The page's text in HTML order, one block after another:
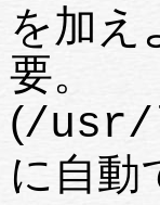
を加え
要。
(/usr/
に自動